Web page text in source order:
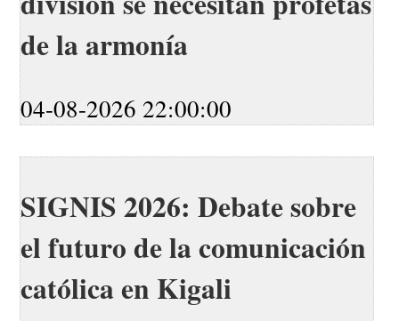
de la armonía
04-08-2026 22:00:00
SIGNIS 2026: Debate sobre
el futuro de la comunicación
católica en Kigali